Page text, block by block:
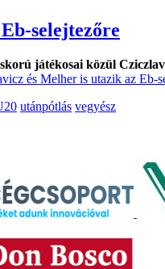
selejtezőre
játékosai közül
és Melher is utazik az Eb-
utánpótlás vegyész